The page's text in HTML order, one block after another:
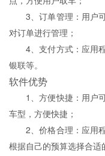
3、订单管理：用户
对订单进行管理；
4、支付方式：应用
银联等。
软件优势
1、方便快捷：用户
车型，方便快捷；
2、价格合理：应用
根据自己的预算选择合适